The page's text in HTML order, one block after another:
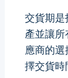
交貨期是
產並讓
應商的
擇交貨時